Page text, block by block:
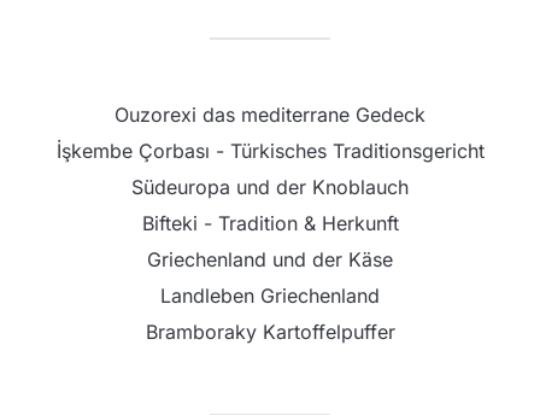
Ouzorexi das mediterrane Gedeck
İşkembe Çorbası - Türkisches Traditionsgericht
Südeuropa und der Knoblauch
Bifteki - Tradition & Herkunft
Griechenland und der Käse
Landleben Griechenland
Bramboraky Kartoffelpuffer